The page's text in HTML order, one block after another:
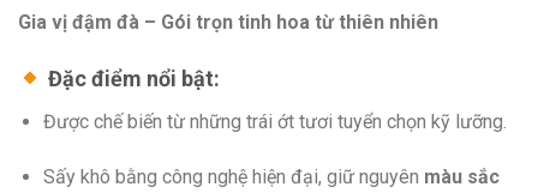
Gia vị đậm đà – Gói trọn tinh hoa từ thiên nhiên
Đặc điểm nổi bật:
Được chế biến từ những trái ớt tươi tuyển chọn kỹ lưỡng.
Sấy khô bằng công nghệ hiện đại, giữ nguyên màu sắc